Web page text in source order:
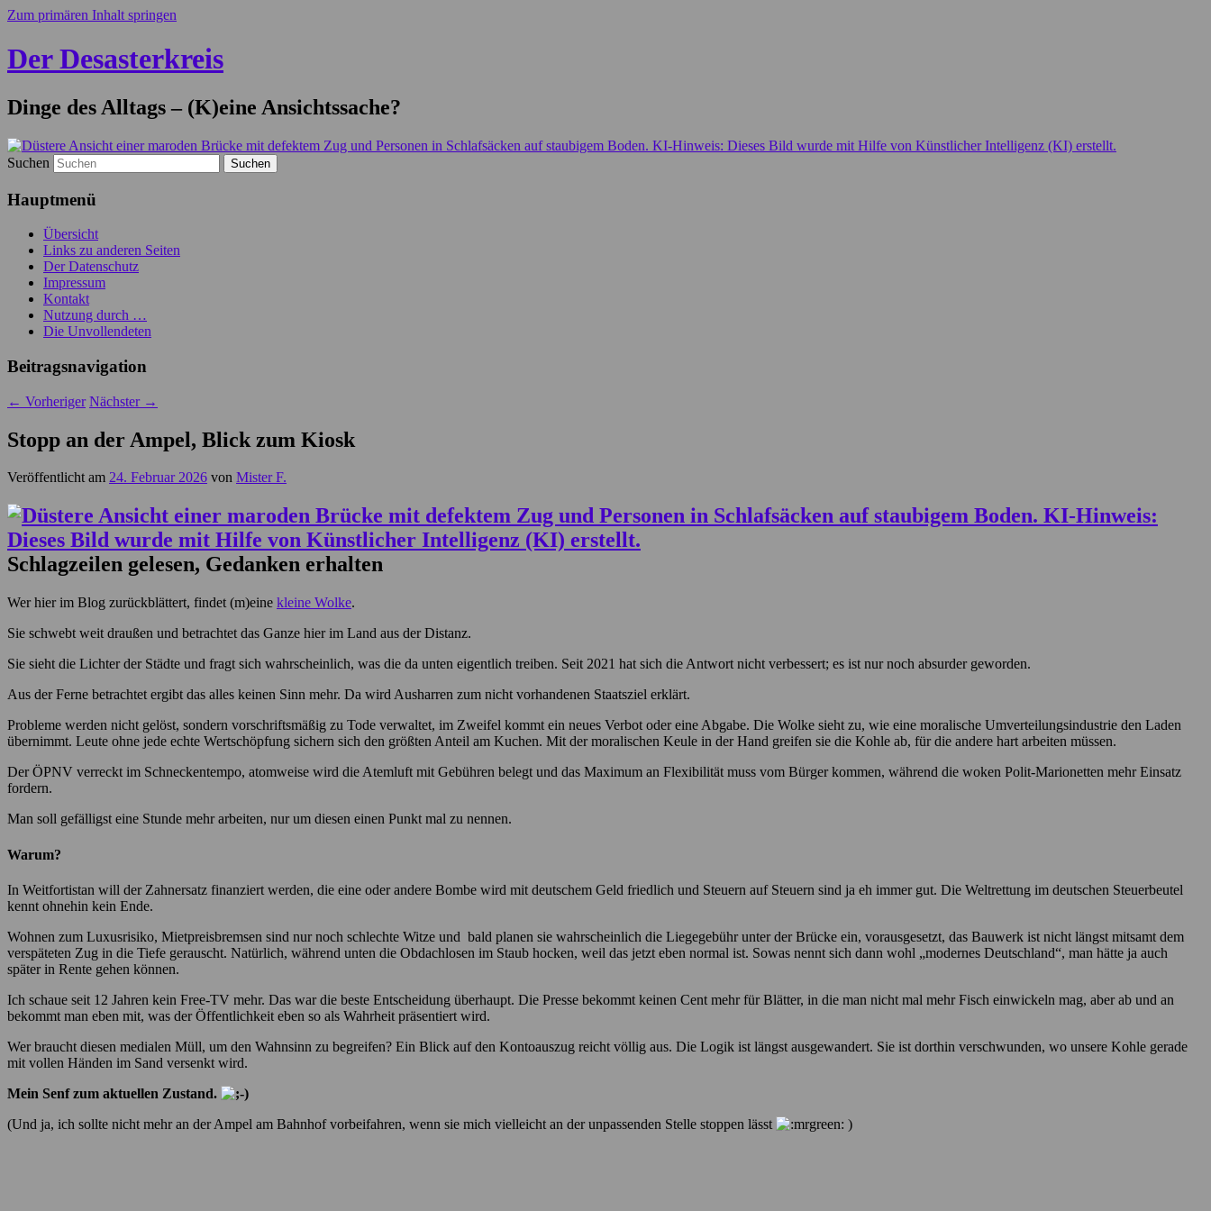
Zum primären Inhalt springen
Der Desasterkreis
Dinge des Alltags – (K)eine Ansichtssache?
Suchen
Hauptmenü
Übersicht
Links zu anderen Seiten
Der Datenschutz
Impressum
Kontakt
Nutzung durch …
Die Unvollendeten
Beitragsnavigation
← Vorheriger Nächster →
Stopp an der Ampel, Blick zum Kiosk
Veröffentlicht am 24. Februar 2026 von Mister F.
Schlagzeilen gelesen, Gedanken erhalten
Wer hier im Blog zurückblättert, findet (m)eine kleine Wolke.
Sie schwebt weit draußen und betrachtet das Ganze hier im Land aus der Distanz.
Sie sieht die Lichter der Städte und fragt sich wahrscheinlich, was die da unten eigentlich treiben. Seit 2021 hat sich die Antwort nicht verbessert; es ist nur noch absurder geworden.
Aus der Ferne betrachtet ergibt das alles keinen Sinn mehr. Da wird Ausharren zum nicht vorhandenen Staatsziel erklärt.
Probleme werden nicht gelöst, sondern vorschriftsmäßig zu Tode verwaltet, im Zweifel kommt ein neues Verbot oder eine Abgabe. Die Wolke sieht zu, wie eine moralische Umverteilungsindustrie den Laden
übernimmt. Leute ohne jede echte Wertschöpfung sichern sich den größten Anteil am Kuchen. Mit der moralischen Keule in der Hand greifen sie die Kohle ab, für die andere hart arbeiten müssen.
Der ÖPNV verreckt im Schneckentempo, atomweise wird die Atemluft mit Gebühren belegt und das Maximum an Flexibilität muss vom Bürger kommen, während die woken Polit-Marionetten mehr Einsatz
fordern.
Man soll gefälligst eine Stunde mehr arbeiten, nur um diesen einen Punkt mal zu nennen.
Warum?
In Weitfortistan will der Zahnersatz finanziert werden, die eine oder andere Bombe wird mit deutschem Geld friedlich und Steuern auf Steuern sind ja eh immer gut. Die Weltrettung im deutschen Steuerbeutel
kennt ohnehin kein Ende.
Wohnen zum Luxusrisiko, Mietpreisbremsen sind nur noch schlechte Witze und bald planen sie wahrscheinlich die Liegegebühr unter der Brücke ein, vorausgesetzt, das Bauwerk ist nicht längst mitsamt dem
verspäteten Zug in die Tiefe gerauscht. Natürlich, während unten die Obdachlosen im Staub hocken, weil das jetzt eben normal ist. Sowas nennt sich dann wohl „modernes Deutschland“, man hätte ja auch
später in Rente gehen können.
Ich schaue seit 12 Jahren kein Free-TV mehr. Das war die beste Entscheidung überhaupt. Die Presse bekommt keinen Cent mehr für Blätter, in die man nicht mal mehr Fisch einwickeln mag, aber ab und an
bekommt man eben mit, was der Öffentlichkeit eben so als Wahrheit präsentiert wird.
Wer braucht diesen medialen Müll, um den Wahnsinn zu begreifen? Ein Blick auf den Kontoauszug reicht völlig aus. Die Logik ist längst ausgewandert. Sie ist dorthin verschwunden, wo unsere Kohle gerade
mit vollen Händen im Sand versenkt wird.
Mein Senf zum aktuellen Zustand.
(Und ja, ich sollte nicht mehr an der Ampel am Bahnhof vorbeifahren, wenn sie mich vielleicht an der unpassenden Stelle stoppen lässt
)